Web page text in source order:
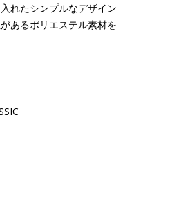
れたシンプルなデザイン
あるポリエステル素材を